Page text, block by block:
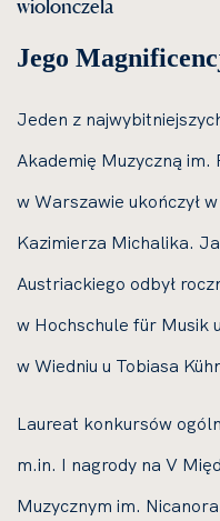
wiolonczela
Jego
Jeden z
Akademię Muzyczną im.
w Warszawie ukończył
Kazimierza Michalika.
Austriackiego odbył
w Hochschule für Musik
w Wiedniu u Tobiasa
Laureat konkursów
m.in. I nagrody na V
Muzycznym im.